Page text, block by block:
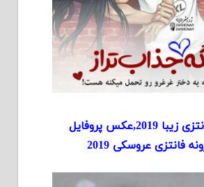
عکس فانتزی زیبا 2019,عکس پروفایل
فانتزی عروسکی 2019